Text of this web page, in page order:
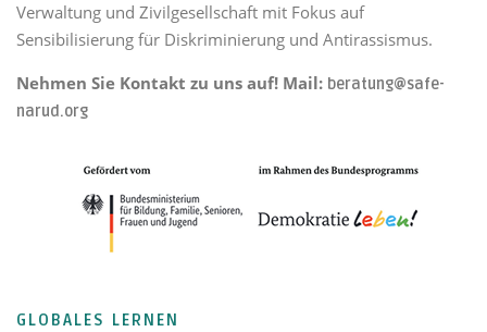
Verwaltung und Zivilgesellschaft mit Fokus auf
Sensibilisierung für Diskriminierung und Antirassismus.
Nehmen Sie Kontakt zu uns auf! Mail: beratung@safe-
narud.org
GLOBALES LERNEN